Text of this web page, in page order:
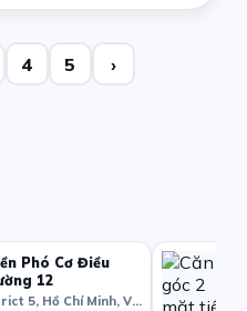
4 5 ›
Phó Cơ Điều
12
2.8 Tỷ · Tân Thành, District 5, Hồ Chí Minh, Việt Nam